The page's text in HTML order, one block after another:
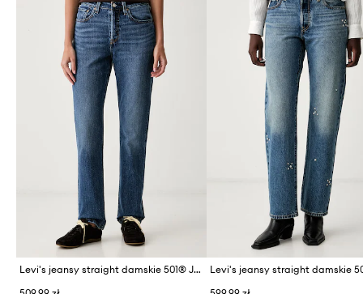
Levi's jeansy straight damskie 501® JEANS FOR WOMEN